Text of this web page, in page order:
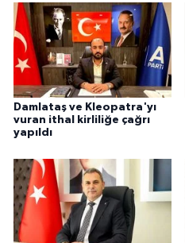
Damlataş ve Kleopatra'yı
vuran ithal kirliliğe çağrı
yapıldı